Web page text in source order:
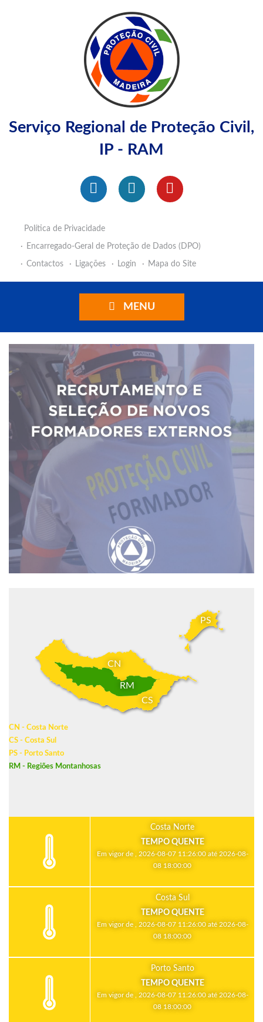
Serviço Regional de Proteção Civil,
IP - RAM
Política de Privacidade
Encarregado-Geral de Proteção de Dados (DPO)
Contactos
Ligações Login Mapa do Site
MENU
CN
CS
PS
RM
CN - Costa Norte
CS - Costa Sul
PS - Porto Santo
RM - Regiões Montanhosas
Costa Norte
TEMPO QUENTE
Em vigor de , 2026-08-07 11:26:00 até 2026-08-
08 18:00:00
Costa Sul
TEMPO QUENTE
Em vigor de , 2026-08-07 11:26:00 até 2026-08-
08 18:00:00
Porto Santo
TEMPO QUENTE
Em vigor de , 2026-08-07 11:26:00 até 2026-08-
08 18:00:00